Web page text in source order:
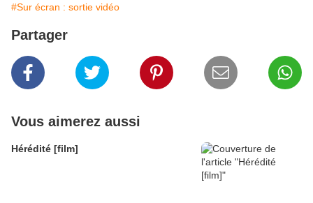
#Sur écran : sortie vidéo
Partager
Vous aimerez aussi
Hérédité [film]